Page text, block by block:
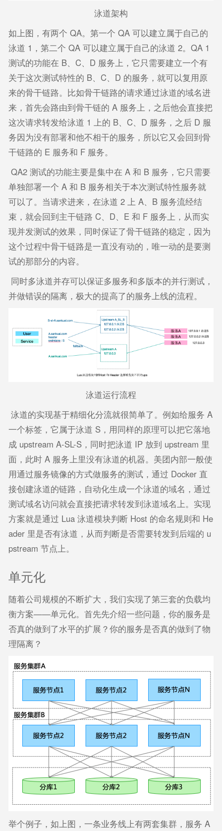
泳道架构
如上图，有两个 QA。第一个 QA 可以建立属于自己的
泳道 1，第二个 QA 可以建立属于自己的泳道 2。QA 1
测试的功能在 B、C、D 服务上，它只需要建立一个有
关于这次测试特性的 B、C、D 的服务，就可以复用原
来的骨干链路。比如骨干链路的请求通过泳道的域名进
来，首先会路由到骨干链的 A 服务上，之后他会直接把
这次请求转发给泳道 1 上的 B、C、D 服务，之后 D 服
务因为没有部署和他不相干的服务，所以它又会回到骨
干链路的 E 服务和 F 服务。
QA2 测试的功能主要是集中在 A 和 B 服务，它只需要
单独部署一个 A 和 B 服务相关于本次测试特性服务就
可以了。当请求进来，在泳道 2 上 A、B 服务流经结
束，就会回到主干链路 C、D、E 和 F 服务上，从而实
现并发测试的效果，同时保证了骨干链路的稳定，因为
这个过程中骨干链路是一直没有动的，唯一动的是要测
试的那部分的内容。
同时多泳道并存可以保证多服务和多版本的并行测试，
并做错误的隔离，极大的提高了的服务上线的流程。
泳道运行流程
泳道的实现基于精细化分流就很简单了。例如给服务 A
一个标签，它属于泳道 S，用同样的原理可以把它落地
成 upstream A-SL-S，同时把泳道 IP 放到 upstream 里
面，此时 A 服务上里没有泳道的机器。美团内部一般使
用通过服务镜像的方式做服务的测试，通过 Docker 直
接创建泳道的链路，自动化生成一个泳道的域名，通过
测试域名访问就会直接把请求转发到泳道域名上。实现
方案就是通过 Lua 泳道模块判断 Host 的命名规则和 He
ader 里是否有泳道，从而判断是否需要转发到后端的 u
pstream 节点上。
单元化
随着公司规模的不断扩大，我们实现了第三套的负载均
衡方案——单元化。首先先介绍一些问题，你的服务是
否真的做到了水平的扩展？你的服务是否真的做到了物
理隔离？
举个例子，如上图，一条业务线上有两套集群，服务 A